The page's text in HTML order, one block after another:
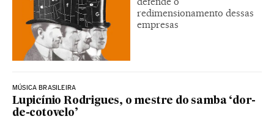
redimensionamento dessas
empresas
MÚSICA BRASILEIRA
Lupicínio Rodrigues, o mestre do samba ‘dor-
de-cotovelo’